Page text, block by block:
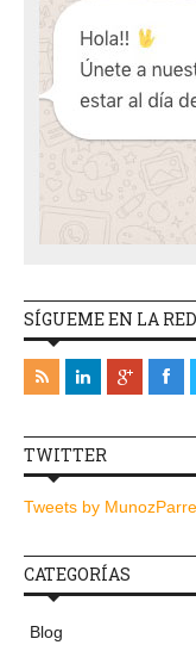
SÍGUEME EN LA RED
TWITTER
Tweets by
CATEGORÍAS
Blog